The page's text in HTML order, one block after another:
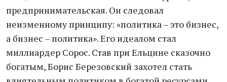
предпринимательская. Он следовал
неизменному принципу: «политика – это бизнес,
а бизнес – политика». Его идеалом стал
миллиардер Сорос. Став при Ельцине сказочно
богатым, Борис Березовский захотел стать